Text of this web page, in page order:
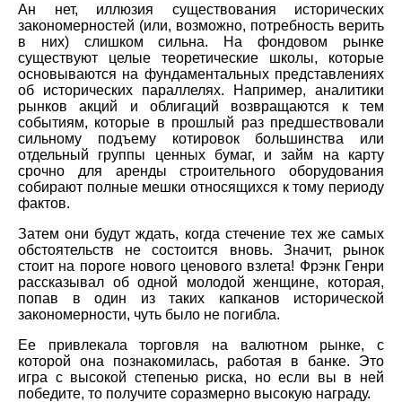
Ан нет, иллюзия существования исторических
закономерностей (или, возможно, потребность верить
в них) слишком сильна. На фондовом рынке
существуют целые теоретические школы, которые
основываются на фундаментальных представлениях
об исторических параллелях. Например, аналитики
рынков акций и облигаций возвращаются к тем
событиям, которые в прошлый раз предшествовали
сильному подъему котировок большинства или
отдельный группы ценных бумаг, и займ на карту
срочно для аренды строительного оборудования
собирают полные мешки относящихся к тому периоду
фактов.
Затем они будут ждать, когда стечение тех же самых
обстоятельств не состоится вновь. Значит, рынок
стоит на пороге нового ценового взлета! Фрэнк Генри
рассказывал об одной молодой женщине, которая,
попав в один из таких капканов исторической
закономерности, чуть было не погибла.
Ее привлекала торговля на валютном рынке, с
которой она познакомилась, работая в банке. Это
игра с высокой степенью риска, но если вы в ней
победите, то получите соразмерно высокую награду.